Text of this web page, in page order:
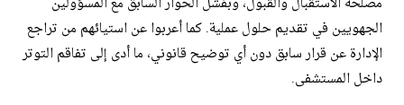
الجهويين في تقديم حلول عملية. كما أعربوا عن استيائهم من تراجع
الإدارة عن قرار سابق دون أي توضيح قانوني، ما أدى إلى تفاقم التوتر
داخل المستشفى.